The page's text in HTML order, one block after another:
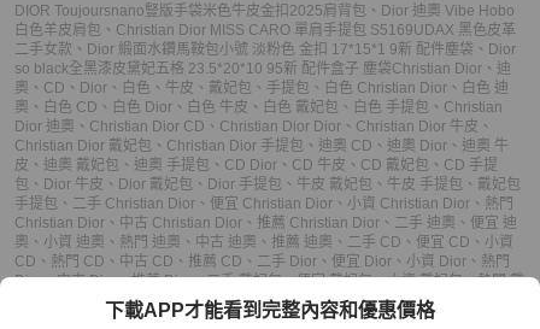
DIOR Toujoursnano豎版手袋米色牛皮金扣2025肩背包 、 Dior 迪奧 Vibe Hobo
白色羊皮肩包 、 Christian Dior MISS CARO 單肩手提包 S5169UDAX 黑色皮革
二手女款 、 Dior 緞面水鑽馬鞍包小號 淡粉色 金扣 17*15*1 9新 配件塵袋 、 Dior
so black全黑漆皮黛妃五格 23.5*20*10 95新 配件盒子 塵袋Christian Dior 、 迪
奧 、 CD 、 Dior 、 白色 、 牛皮 、 戴妃包 、 手提包 、 白色 Christian Dior 、 白色 迪
奧 、 白色 CD 、 白色 Dior 、 白色 牛皮 、 白色 戴妃包 、 白色 手提包 、 Christian
Dior 迪奧 、 Christian Dior CD 、 Christian Dior Dior 、 Christian Dior 牛皮 、
Christian Dior 戴妃包 、 Christian Dior 手提包 、 迪奧 CD 、 迪奧 Dior 、 迪奧 牛
皮 、 迪奧 戴妃包 、 迪奧 手提包 、 CD Dior 、 CD 牛皮 、 CD 戴妃包 、 CD 手提
包 、 Dior 牛皮 、 Dior 戴妃包 、 Dior 手提包 、 牛皮 戴妃包 、 牛皮 手提包 、 戴妃包
手提包 、 二手 Christian Dior 、 便宜 Christian Dior 、 小資 Christian Dior 、 熱門
Christian Dior 、 中古 Christian Dior 、 推薦 Christian Dior 、 二手 迪奧 、 便宜 迪
奧 、 小資 迪奧 、 熱門 迪奧 、 中古 迪奧 、 推薦 迪奧 、 二手 CD 、 便宜 CD 、 小資
CD 、 熱門 CD 、 中古 CD 、 推薦 CD 、 二手 Dior 、 便宜 Dior 、 小資 Dior 、 熱門
Dior、中古 Dior、推薦 Dior、二手 戴妃包、便宜 戴妃包、小資 戴妃包、熱門 戴
中古 戴妃包、 推薦 戴妃包、二手 手提包 、便宜 手提包、 小資 手提包
中古 手提包 、 推薦 手提包
下載APP才能看到完整內容和優惠價格